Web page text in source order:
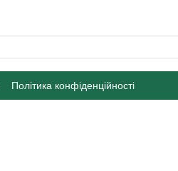
Політика конфіденційності